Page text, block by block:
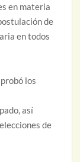
en materia
de
en todos
los
así
de